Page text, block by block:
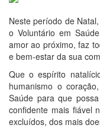
Neste período de
o Voluntário em
amor ao próximo, faz
e bem-estar da sua
Que o espírito
humanismo o
Saúde para que
confidente mais fiável
excluídos, dos mais